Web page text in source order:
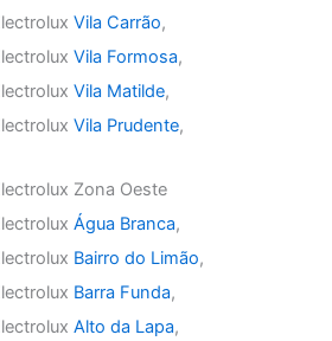
Vila Carrão,
Vila Formosa,
Vila Matilde,
Vila Prudente,
Zona Oeste
Água Branca,
Bairro do Limão,
Barra Funda,
Alto da Lapa,